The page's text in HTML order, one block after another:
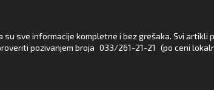
sve informacije kompletne i bez grešaka. Svi artikli
pozivanjem broja 033/261-21-21 (po ceni